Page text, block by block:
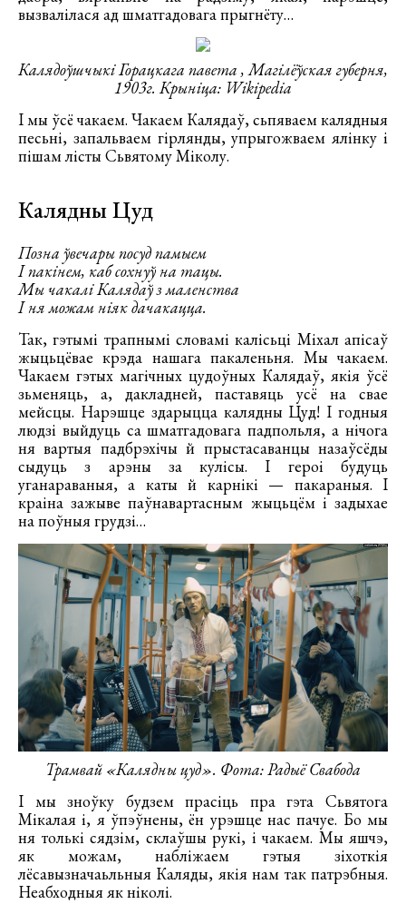
вызвалілася ад шматгадовага прыгнёту…
Калядоўшчыкі Горацкага павета , Магілёўская губерня,
1903г. Крыніца: Wikipedia
І мы ўсё чакаем. Чакаем Калядаў, сьпяваем калядныя
песьні, запальваем гірлянды, упрыгожваем ялінку і
пішам лісты Сьвятому Міколу.
Калядны Цуд
Позна ўвечары посуд памыем
І пакінем, каб сохнуў на тацы.
Мы чакалі Калядаў з маленства
І ня можам ніяк дачакацца.
Так, гэтымі трапнымі словамі калісьці Міхал апісаў
жыцьцёвае крэда нашага пакаленьня. Мы чакаем.
Чакаем гэтых магічных цудоўных Калядаў, якія ўсё
зьменяць, а, дакладней, паставяць усё на свае
мейсцы. Нарэшце здарыцца калядны Цуд! І годныя
людзі выйдуць са шматгадовага падпольля, а нічога
ня вартыя падбрэхічы й прыстасаванцы назаўсёды
сыдуць з арэны за кулісы. І героі будуць
уганараваныя, а каты й карнікі — пакараныя. І
краіна зажыве паўнавартасным жыцьцём і задыхае
на поўныя грудзі…
Трамвай «Калядны цуд». Фота: Радыё Свабода
І мы зноўку будзем прасіць пра гэта Сьвятога
Мікалая і, я ўпэўнены, ён урэшце нас пачуе. Бо мы
ня толькі сядзім, склаўшы рукі, і чакаем. Мы яшчэ,
як можам, набліжаем гэтыя зіхоткія
лёсавызначаьльныя Каляды, якія нам так патрэбныя.
Неабходныя як ніколі.